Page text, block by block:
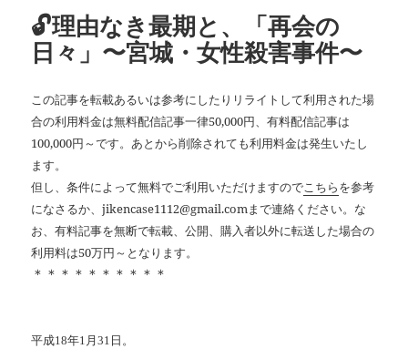
🔓理由なき最期と、「再会の
日々」〜宮城・女性殺害事件〜
この記事を転載あるいは参考にしたりリライトして利用された場
合の利用料金は無料配信記事一律50,000円、有料配信記事は
100,000円～です。あとから削除されても利用料金は発生いたし
ます。
但し、条件によって無料でご利用いただけますのでこちらを参考
になさるか、jikencase1112@gmail.comまで連絡ください。な
お、有料記事を無断で転載、公開、購入者以外に転送した場合の
利用料は50万円～となります。
＊＊＊＊＊＊＊＊＊＊
平成18年1月31日。